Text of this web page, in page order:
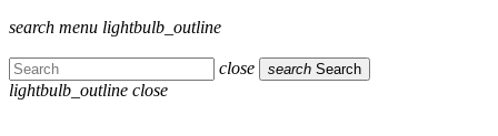
search menu lightbulb_outline
close search Search
lightbulb_outline close